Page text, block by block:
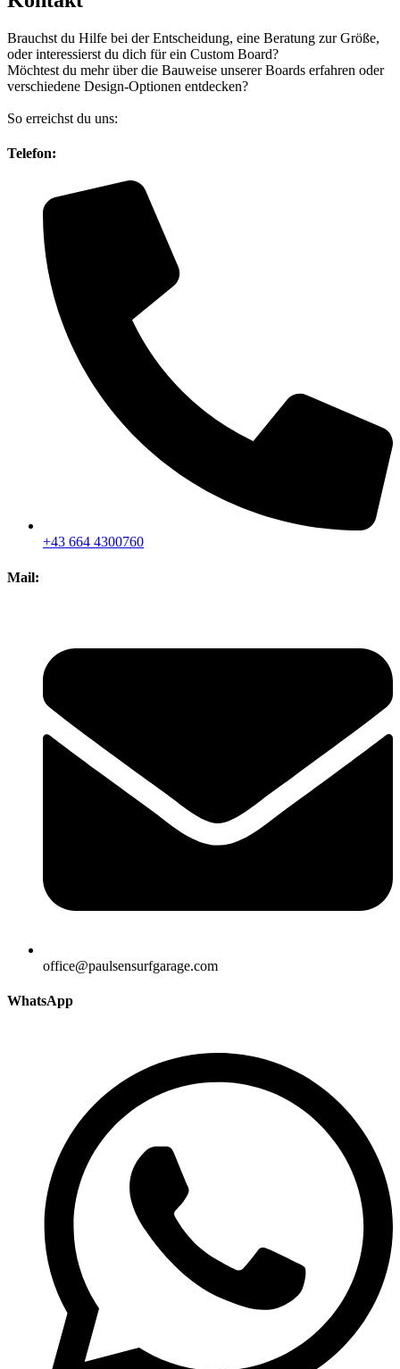
Brauchst du Hilfe bei der Entscheidung, eine Beratung zur Größe,
oder interessierst du dich für ein Custom Board?
Möchtest du mehr über die Bauweise unserer Boards erfahren oder
verschiedene Design-Optionen entdecken?
So erreichst du uns:
Telefon:
+43 664 4300760
Mail:
office@paulsensurfgarage.com
WhatsApp